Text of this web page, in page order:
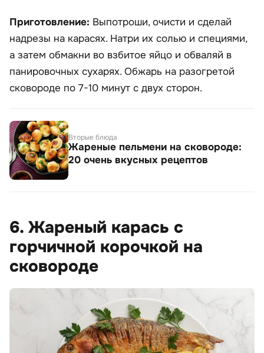
Приготовление: Выпотроши, очисти и сделай
надрезы на карасях. Натри их солью и специями,
а затем обмакни во взбитое яйцо и обваляй в
панировочных сухарях. Обжарь на разогретой
сковороде по 7-10 минут с двух сторон.
Вторые блюда
Жареные пельмени на сковороде:
20 очень вкусных рецептов
6. Жареный карась с
горчичной корочкой на
сковороде